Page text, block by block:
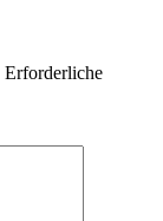
Erforderliche